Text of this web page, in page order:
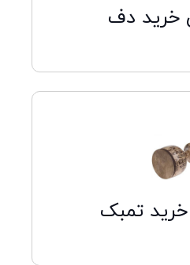
خرید دف
خرید تمبک
کنید